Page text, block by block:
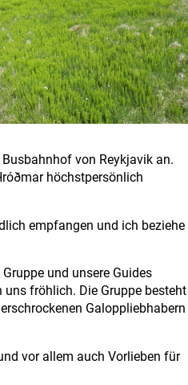
von Reykjavik an.
höchstpersönlich
empfangen und ich beziehe
und unsere Guides
uns fröhlich. Die Gruppe besteht
Galoppliebhabern
vor allem auch Vorlieben für